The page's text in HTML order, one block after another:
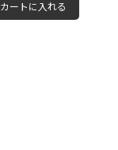
カートに入れる